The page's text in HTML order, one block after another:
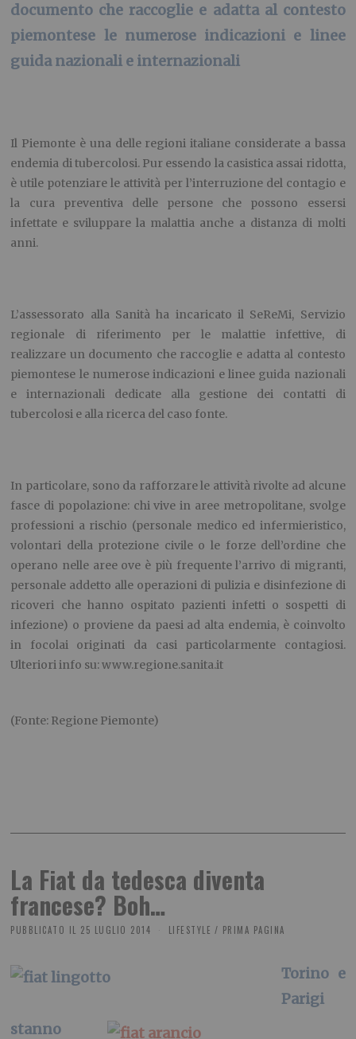
documento che raccoglie e adatta al contesto
piemontese le numerose indicazioni e linee
guida nazionali e internazionali
Il Piemonte è una delle regioni italiane considerate a bassa
endemia di tubercolosi. Pur essendo la casistica assai ridotta,
è utile potenziare le attività per l’interruzione del contagio e
la cura preventiva delle persone che possono essersi
infettate e sviluppare la malattia anche a distanza di molti
anni.
L’assessorato alla Sanità ha incaricato il SeReMi, Servizio
regionale di riferimento per le malattie infettive, di
realizzare un documento che raccoglie e adatta al contesto
piemontese le numerose indicazioni e linee guida nazionali
e internazionali dedicate alla gestione dei contatti di
tubercolosi e alla ricerca del caso fonte.
In particolare, sono da rafforzare le attività rivolte ad alcune
fasce di popolazione: chi vive in aree metropolitane, svolge
professioni a rischio (personale medico ed infermieristico,
volontari della protezione civile o le forze dell’ordine che
operano nelle aree ove è più frequente l’arrivo di migranti,
personale addetto alle operazioni di pulizia e disinfezione di
ricoveri che hanno ospitato pazienti infetti o sospetti di
infezione) o proviene da paesi ad alta endemia, è coinvolto
in focolai originati da casi particolarmente contagiosi.
Ulteriori info su: www.regione.sanita.it
(Fonte: Regione Piemonte)
La Fiat da tedesca diventa
francese? Boh…
PUBBLICATO IL 25 LUGLIO 2014 LIFESTYLE / PRIMA PAGINA
Torino e
Parigi
stanno